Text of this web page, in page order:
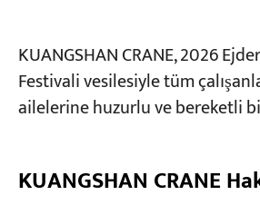
KUANGSHAN CRANE, 2026
Festivali vesilesiyle tüm
ailelerine huzurlu ve bereketli
KUANGSHAN CRANE